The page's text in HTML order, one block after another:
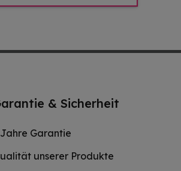
& Sicherheit
Garantie
unserer Produkte